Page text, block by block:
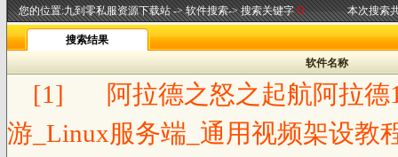
您的位置:九到零私服资源下载站-> 软件搜索-> 搜索关键字O本次搜索共
搜索结果
软件名称
[1]
阿拉德之怒之起航阿拉
游_Linux服务端_通用视频架设教